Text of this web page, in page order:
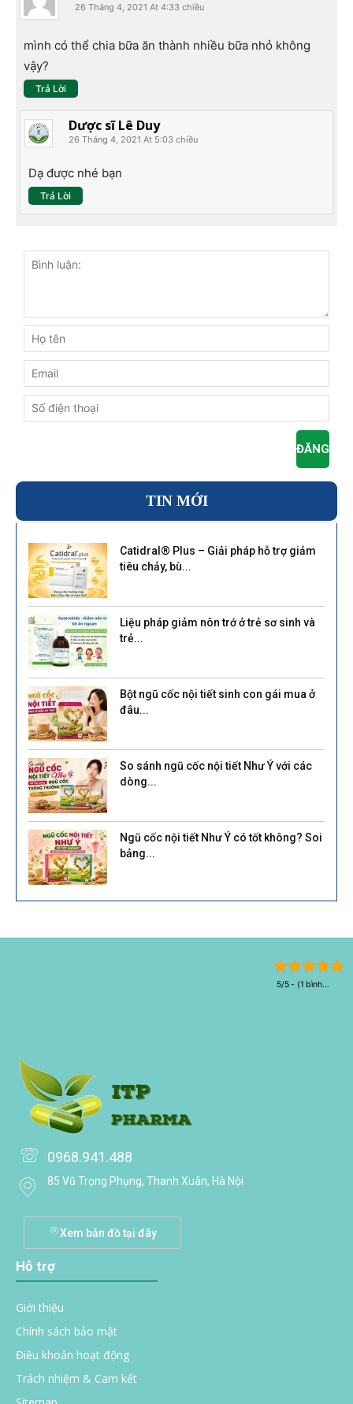
26 Tháng 4, 2021 At 4:33 chiều
mình có thể chia bữa ăn thành nhiều bữa nhỏ không
vậy?
Trả Lời
Dược sĩ Lê Duy
26 Tháng 4, 2021 At 5:03 chiều
Dạ được nhé bạn
Trả Lời
TIN MỚI
Catidral® Plus – Giải pháp hỗ trợ giảm
tiêu chảy, bù...
Liệu pháp giảm nôn trớ ở trẻ sơ sinh và
trẻ...
Bột ngũ cốc nội tiết sinh con gái mua ở
đâu...
So sánh ngũ cốc nội tiết Như Ý với các
dòng...
Ngũ cốc nội tiết Như Ý có tốt không? Soi
bảng...
5/5 - (1 bình
0968.941.488
85 Vũ Trọng Phụng, Thanh Xuân, Hà Nội
Xem bản đồ tại đây
Hỗ trợ
Giới thiệu
Chính sách bảo mật
Điều khoản hoạt động
Trách nhiệm & Cam kết